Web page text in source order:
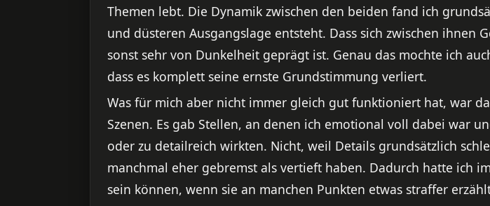
Themen lebt. Die Dynamik zwischen den beiden fand ich
und düsteren Ausgangslage entsteht. Dass sich zwischen ihnen
sonst sehr von Dunkelheit geprägt ist. Genau das mochte ich
dass es komplett seine ernste Grundstimmung verliert.
Was für mich aber nicht immer gleich gut funktioniert hat, war
Szenen. Es gab Stellen, an denen ich emotional voll dabei war
oder zu detailreich wirkten. Nicht, weil Details grundsätzlich
manchmal eher gebremst als vertieft haben. Dadurch hatte ich
sein können, wenn sie an manchen Punkten etwas straffer